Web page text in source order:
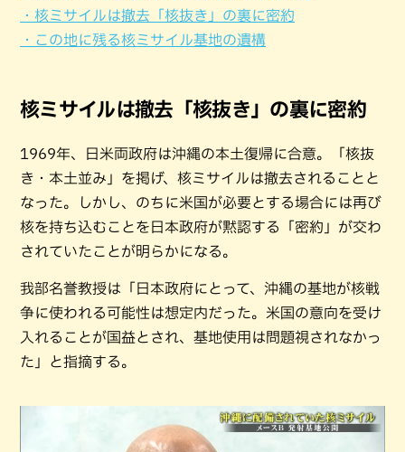
・核ミサイルは撤去「核抜き」の裏に密約
・この地に残る核ミサイル基地の遺構
核ミサイルは撤去「核抜き」の裏に密約
1969年、日米両政府は沖縄の本土復帰に合意。「核抜
き・本土並み」を掲げ、核ミサイルは撤去されることと
なった。しかし、のちに米国が必要とする場合には再び
核を持ち込むことを日本政府が黙認する「密約」が交わ
されていたことが明らかになる。
我部名誉教授は「日本政府にとって、沖縄の基地が核戦
争に使われる可能性は想定内だった。米国の意向を受け
入れることが国益とされ、基地使用は問題視されなかっ
た」と指摘する。